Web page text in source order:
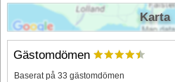
Gästomdömen
Baserat på 33 gästomdömen
Karta